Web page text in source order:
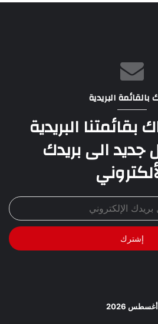
بالقائمة البريدية
بقائمتنا البريدية
الى بريدك
أغسطس 2026